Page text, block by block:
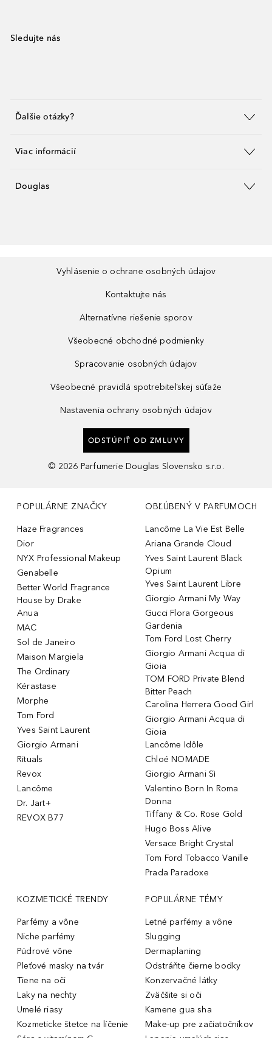
Sledujte nás
Ďalšie otázky?
Viac informácií
Douglas
Vyhlásenie o ochrane osobných údajov
Kontaktujte nás
Alternatívne riešenie sporov
Všeobecné obchodné podmienky
Spracovanie osobných údajov
Všeobecné pravidlá spotrebiteľskej súťaže
Nastavenia ochrany osobných údajov
ODSTÚPIŤ OD ZMLUVY
© 2026 Parfumerie Douglas Slovensko s.r.o.
POPULÁRNE ZNAČKY
Haze Fragrances
Dior
NYX Professional Makeup
Genabelle
Better World Fragrance
House by Drake
Anua
MAC
Sol de Janeiro
Maison Margiela
The Ordinary
Kérastase
Morphe
Tom Ford
Yves Saint Laurent
Giorgio Armani
Rituals
Revox
Lancôme
Dr. Jart+
REVOX B77
OBĽÚBENÝ V PARFUMOCH
Lancôme La Vie Est Belle
Ariana Grande Cloud
Yves Saint Laurent Black
Opium
Yves Saint Laurent Libre
Giorgio Armani My Way
Gucci Flora Gorgeous
Gardenia
Tom Ford Lost Cherry
Giorgio Armani Acqua di
Gioia
TOM FORD Private Blend
Bitter Peach
Carolina Herrera Good Girl
Giorgio Armani Acqua di
Gioia
Lancôme Idôle
Chloé NOMADE
Giorgio Armani Sì
Valentino Born In Roma
Donna
Tiffany & Co. Rose Gold
Hugo Boss Alive
Versace Bright Crystal
Tom Ford Tobacco Vanille
Prada Paradoxe
KOZMETICKÉ TRENDY
Parfémy a vône
Niche parfémy
Púdrové vône
Pleťové masky na tvár
Tiene na oči
Laky na nechty
Umelé riasy
Kozmeticke štetce na líčenie
POPULÁRNE TÉMY
Letné parfémy a vône
Slugging
Dermaplaning
Odstráňte čierne bodky
Konzervačné látky
Zväčšite si oči
Kamene gua sha
Make-up pre začiatočníkov